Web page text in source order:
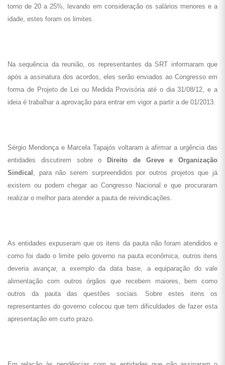
torno de 20 a 25%, levando em consideração os salários menores e a
idade, estes foram os limites.
Na sequência da reunião, os representantes da SRT informaram que
após a assinatura dos acordos, eles serão enviados ao Congresso em
forma de Projeto de Lei ou Medida Provisória até o dia 31/08/12, e a
ideia é trabalhar a aprovação para entrar em vigor a partir a de 01/2013.
Sérgio Mendonça e Marcela Tapajós voltaram a afirmar a urgência das
entidades discutirem sobre o
Direito de Greve e Organização
Sindical , para não serem surpreendidos por outros projetos que já
existem ou podem chegar ao Congresso Nacional e que procuraram
realizar o melhor para atender a pauta de reivindicações.
As entidades expuseram que os itens da pauta não foram atendidos e
como foi dado o limite pelo governo na pauta econômica, outros itens
deveria avançar, a exemplo da data base, a equiparação do vale
alimentação com outros órgãos que recebem maiores, bem como
outros da pauta das questões sociais. Sobre estes itens os
representantes do governo colocou que tem dificuldades de fazer esta
apresentação em curto prazo.